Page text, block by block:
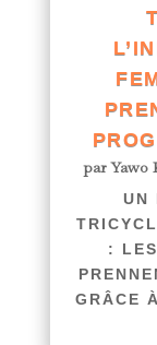
parYawo
UN
:
GRÂCE